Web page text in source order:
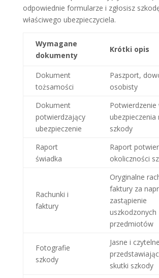
odpowiednie formularze i zgłosisz
właściwego ubezpieczyciela.
Wymagane
dokumenty
Krótki opis
Dokument
tożsamości
Paszport,
osobisty
Dokument
potwierdzający
ubezpieczenie
Potwierdzenie
ubezpieczenia
szkody
Raport
świadka
Raport
okoliczności
Rachunki i
faktury
Oryginalne
faktury za
zastąpienie
uszkodzonych
przedmiotów
Fotografie
szkody
Jasne i
skutki szkody